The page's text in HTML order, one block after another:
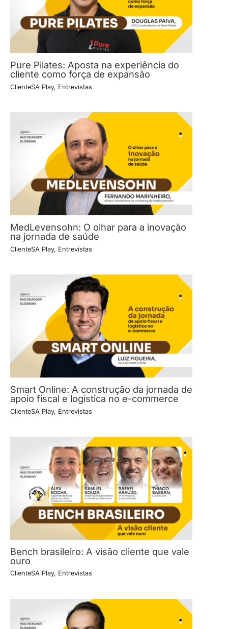
Pure Pilates: Aposta na experiência do
cliente como força de expansão
ClienteSA Play, Entrevistas
MedLevensohn: O olhar para a inovação
na jornada de saúde
ClienteSA Play, Entrevistas
Smart Online: A construção da jornada de
apoio fiscal e logística no e-commerce
ClienteSA Play, Entrevistas
Bench brasileiro: A visão cliente que vale
ouro
ClienteSA Play, Entrevistas